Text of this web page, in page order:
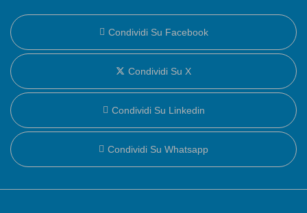
Condividi Su Facebook
Condividi Su X
Condividi Su Linkedin
Condividi Su Whatsapp